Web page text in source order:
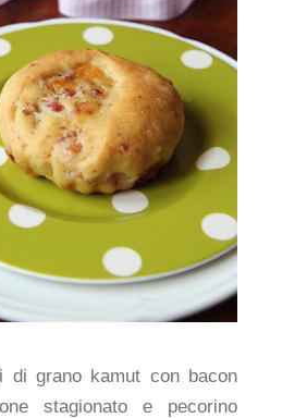
di grano kamut con bacon
stagionato e pecorino